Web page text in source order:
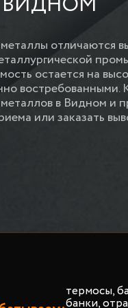
отличаются
остается на
в Видном и
или заказать
термосы,
банки,